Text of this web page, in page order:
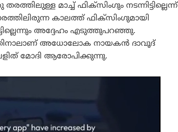
മാച്ച് ഫിക്സിംഗും നടന്നിട്ടില്ലെന്ന്
കാലത്ത് ഫിക്സിംഗുമായി
അദ്ദേഹം എടുത്തുപറഞ്ഞു.
അധോലോക നായകൻ ദാവൂദ്
ലളിത് മോദി ആരോപിക്കുന്നു.